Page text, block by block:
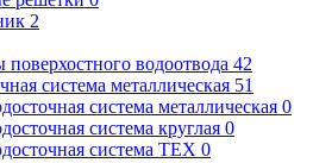
2
водоотвода 42
система металлическая 51
система металлическая 0
система круглая 0
система ТЕХ 0